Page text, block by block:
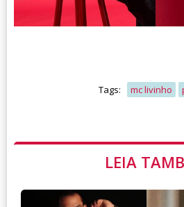
Tags: mc livinho
LEIA